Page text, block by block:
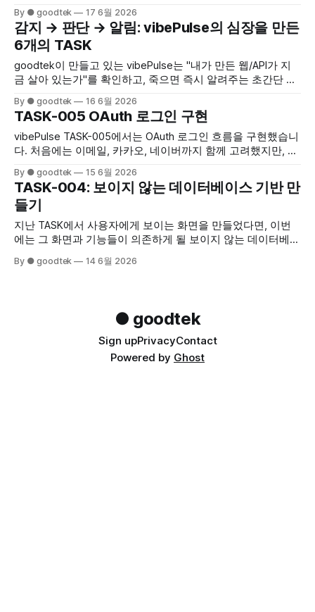
니다.
애 타임라인), 알림 채널 관리, 알림 이력까지 — 한 호흡에 "실
서비스 급" 화면을 만들었습니다.
By ● goodtek 17 6월 2026
감지 → 판단 → 알림: vibePulse의 심장을 만든
6개의 TASK
goodtek이 만들고 있는 vibePulse는 "내가 만든 웹/API가 지
금 살아 있는가"를 확인하고, 죽으면 즉시 알려주는 초간단 생
를 만들고(TASK-006), 주기적으로 찌르고(007), 장애를 판단
하고(008), 신호가 끊기면 알아채고(009), 알림을 큐에 태워
(010), 슬랙·카카오톡으로 보내기까지(011) — 를 한 호흡에 만
든 기록입니다.
By ● goodtek 16 6월 2026
TASK-005 OAuth 로그인 구현
vibePulse TASK-005에서는 OAuth 로그인 흐름을 구현했습니
다. 처음에는 이메일, 카카오, 네이버까지 함께 고려했지만, 초
Google·GitHub 로그인에 집중하기로 결정했습니다. 인증 범
위를 줄이는 과정, Better Auth 구현, allowlist, 온보딩 연결,
i18n UX와 로그인 화면 개선까지 실제 시행착오를 정리했습니
다.
By ● goodtek 15 6월 2026
TASK-004: 보이지 않는 데이터베이스 기반 만
들기
지난 TASK에서 사용자에게 보이는 화면을 만들었다면, 이번
에는 그 화면과 기능들이 의존하게 될 보이지 않는 데이터베이
를 적용한 뒤 기초 데이터를 넣고, API가 실제 DB에 연결되는
By ● goodtek 14 6월 2026
● goodtek
Sign upPrivacyContact
Powered by Ghost